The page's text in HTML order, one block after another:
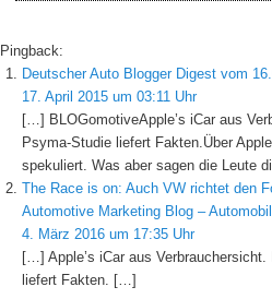
Pingback:
Deutscher Auto Blogger Digest vom
17. April 2015 um 03:11 Uhr
[…] BLOGomotiveApple’s iCar aus
Psyma-Studie liefert Fakten.Über
spekuliert. Was aber sagen die Leute
The Race is on: Auch VW richtet den
Automotive Marketing Blog –
4. März 2016 um 17:35 Uhr
[…] Apple’s iCar aus
liefert Fakten. […]